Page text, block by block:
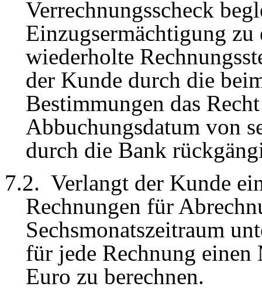
Verrechnungsscheck
Einzugsermächtigung
wiederholte
der Kunde durch die
Bestimmungen das
Abbuchungsdatum von
durch die Bank
7.2. Verlangt der Kunde
Rechnungen für
Sechsmonatszeitraum
für jede Rechnung
Euro zu berechnen.